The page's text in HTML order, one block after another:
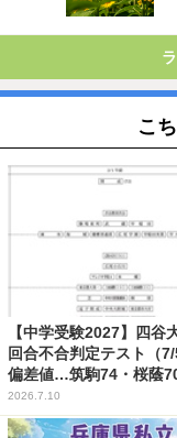
こ
【中学受験2027】四谷
回合不合判定テスト（7/
偏差値…筑駒74・桜蔭
2026.7.10